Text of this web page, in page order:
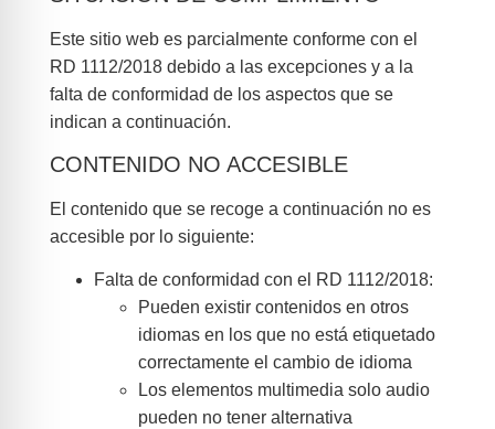
Este sitio web es parcialmente conforme con el
RD 1112/2018 debido a las excepciones y a la
falta de conformidad de los aspectos que se
indican a continuación.
CONTENIDO NO ACCESIBLE
El contenido que se recoge a continuación no es
accesible por lo siguiente:
Falta de conformidad con el RD 1112/2018:
Pueden existir contenidos en otros
idiomas en los que no está etiquetado
correctamente el cambio de idioma
Los elementos multimedia solo audio
pueden no tener alternativa